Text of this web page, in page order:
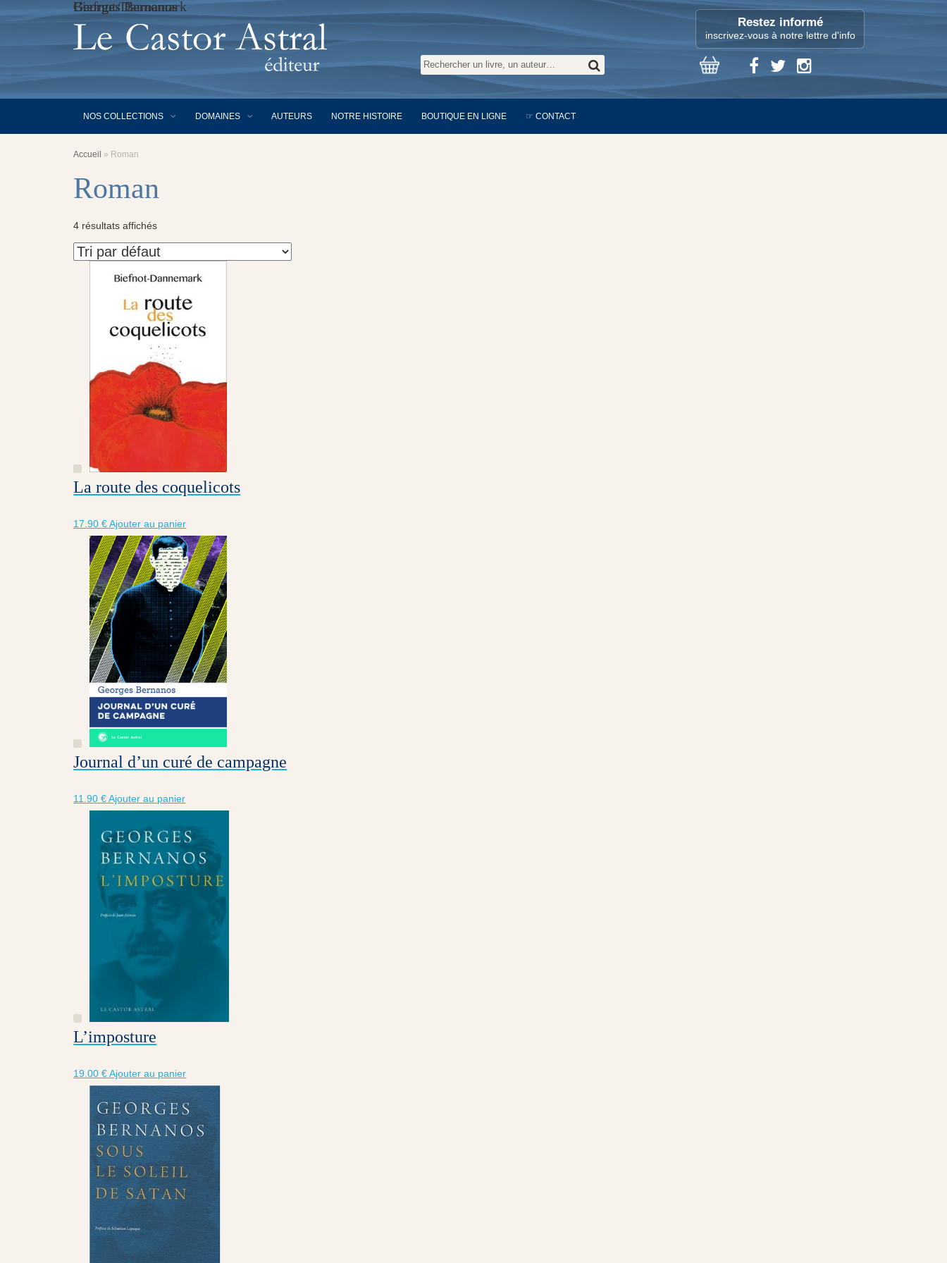
Restez informé
inscrivez-vous à notre lettre d'info
NOS COLLECTIONS DOMAINES AUTEURS NOTRE HISTOIRE BOUTIQUE EN LIGNE ☞ CONTACT
Accueil » Roman
Roman
4 résultats affichés
La route des coquelicots
17.90€ Ajouter au panier
Biefnot/Dannemark
Journal d’un curé de campagne
11.90€ Ajouter au panier
Georges Bernanos
L’imposture
19.00€ Ajouter au panier
Georges Bernanos
Georges Bernanos